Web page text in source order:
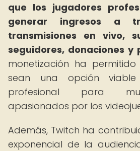
que los jugadores
generar ingresos a
transmisiones en vivo,
seguidores, donaciones y
monetización ha
sean una opción
profesional para
apasionados por los
Además, Twitch ha
exponencial de la